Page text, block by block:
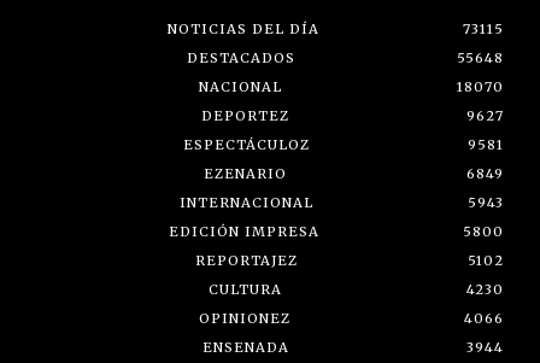
NOTICIAS DEL DÍA
73115
DESTACADOS
55648
NACIONAL
18070
DEPORTEZ
9627
ESPECTÁCULOZ
9581
EZENARIO
6849
INTERNACIONAL
5943
EDICIÓN IMPRESA
5800
REPORTAJEZ
5102
CULTURA
4230
OPINIONEZ
4066
ENSENADA
3944